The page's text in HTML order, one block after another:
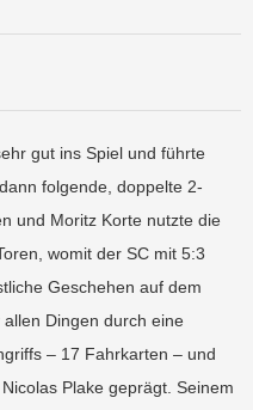
gut ins Spiel und führte
folgende, doppelte 2-
und Moritz Korte nutzte die
womit der SC mit 5:3
Geschehen auf dem
Dingen durch eine
– 17 Fahrkarten – und
Plake geprägt. Seinem